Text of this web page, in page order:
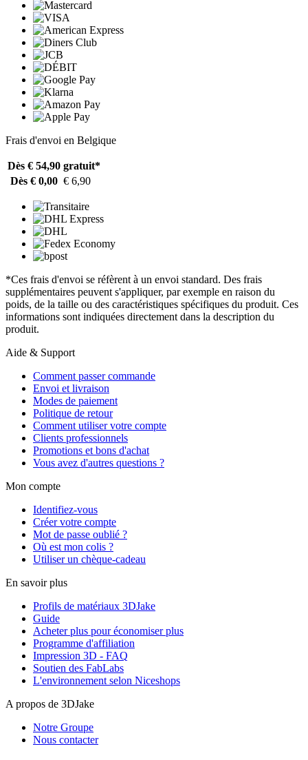
Frais d'envoi en Belgique
Dès € 54,90 gratuit*
Dès € 0,00 € 6,90
*Ces frais d'envoi se réfèrent à un envoi standard. Des frais
supplémentaires peuvent s'appliquer, par exemple en raison du
poids, de la taille ou des caractéristiques spécifiques du produit. Ces
informations sont indiquées directement dans la description du
produit.
Aide & Support
Comment passer commande
Envoi et livraison
Modes de paiement
Politique de retour
Comment utiliser votre compte
Clients professionnels
Promotions et bons d'achat
Vous avez d'autres questions ?
Mon compte
Identifiez-vous
Créer votre compte
Mot de passe oublié ?
Où est mon colis ?
Utiliser un chèque-cadeau
En savoir plus
Profils de matériaux 3DJake
Guide
Acheter plus pour économiser plus
Programme d'affiliation
Impression 3D - FAQ
Soutien des FabLabs
L'environnement selon Niceshops
A propos de 3DJake
Notre Groupe
Nous contacter